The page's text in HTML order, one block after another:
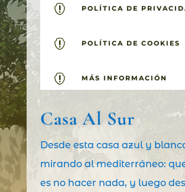
 POLÍTICA DE
 POLÍTICA DE COOKIES
 MÁS INFORMACIÓN
Casa Al Sur
Desde esta casa azul y
mirando al mediterráneo:
es no hacer nada, y luego